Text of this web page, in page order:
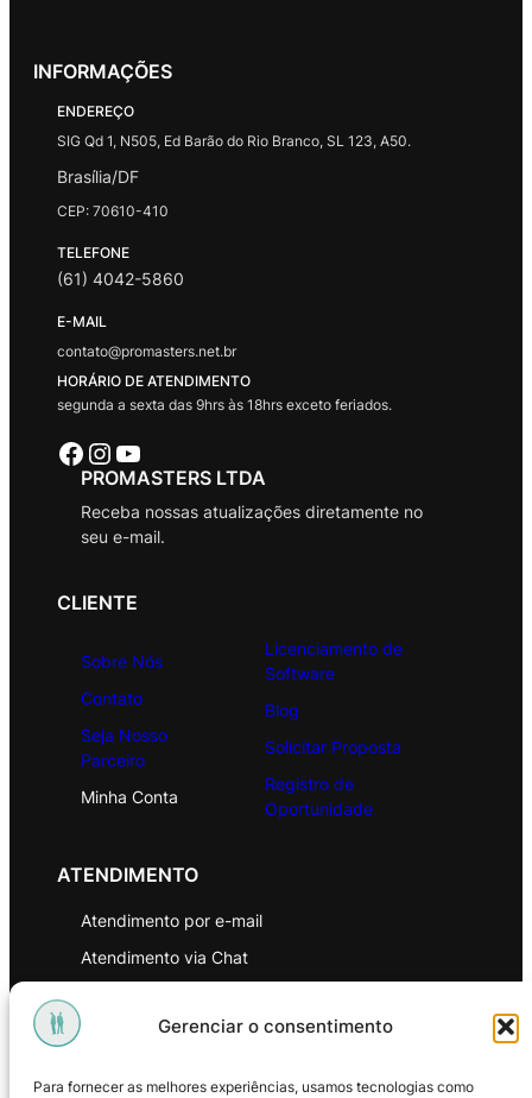
Gerenciar o consentimento
Para fornecer as melhores experiências, usamos tecnologias como
INFORMAÇÕES
ENDEREÇO
SIG Qd 1, N505, Ed Barão do Rio Branco, SL 123, A50.
Brasília/DF
CEP: 70610-410
TELEFONE
(61) 4042-5860
E-MAIL
contato@promasters.net.br
HORÁRIO DE ATENDIMENTO
segunda a sexta das 9hrs às 18hrs exceto feriados.
Facebook Instagram Youtube
PROMASTERS LTDA
Receba nossas atualizações diretamente no
seu e-mail.
CLIENTE
Sobre Nós
Contato
Seja Nosso
Parceiro
Minha Conta
Licenciamento de
Software
Blog
Solicitar Proposta
Registro de
Oportunidade
ATENDIMENTO
Atendimento por e-mail
Atendimento via Chat